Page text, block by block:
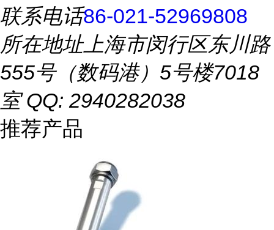
联系电话86-021-52969808
所在地址上海市闵行区东川路
555号（数码港）5号楼7018
室 QQ: 2940282038
推荐产品